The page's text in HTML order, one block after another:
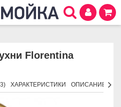
Florentina
ХАРАКТЕРИСТИКИ ОПИСАНИЕ